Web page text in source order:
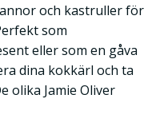
och kastruller för
som
eller som en gåva
dina kokkärl och ta
olika Jamie Oliver